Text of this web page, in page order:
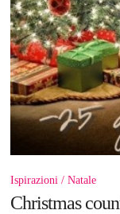
Ispirazioni Natale
Christmas